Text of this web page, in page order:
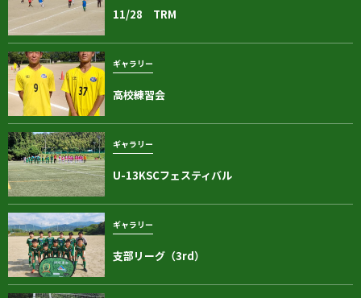
11/28 TRM
ギャラリー
高校練習会
ギャラリー
U-13KSCフェスティバル
ギャラリー
支部リーグ（3rd）